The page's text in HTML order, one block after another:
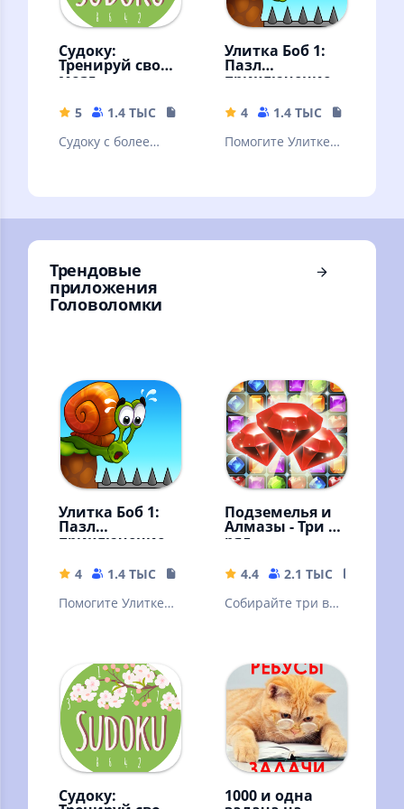
Судоку:
Тренируй свой
мозг
5 1.4 ТЫС
17.73 MB
Судоку с более
возможностями
Улитка Боб 1:
Пазл
приключение
4 1.4 ТЫС
Помогите Улитке
головоломками!
Трендовые
приложения
Головоломки
Улитка Боб 1:
Пазл
приключение
4 1.4 ТЫС
130.42 MB
Помогите Улитке
приключения с
головоломками!
Подземелья и
Алмазы - Три в
ряд
4.4 2.1 ТЫС
Собирайте три в
русском языке в
игре без
интернета!
Судоку: 1000 и одна